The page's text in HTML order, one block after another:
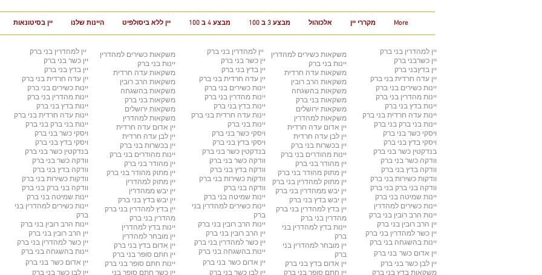
יין בסיטונאות היינות שלנו יין ללא ביסולפיט מבצע 4 ב 100 מבצע 3 ב 100 אלכוהול מקררי יין More
יין למהדרין בני ברק
יין כשר בני ברק
יין בדץ בני ברק
יין עדה חרדית בני ברק
יינות כשירים בני ברק
יינות מהדרין בני ברק
יינות בדץ בני ברק
יינות עדה חרדית בני ברק
יינות בני ברק בני ברק
ויסקי כשר בני ברק
ויסקי בדץ בני ברק
בנדקטין כשר בני ברק
וודקה כשר בני ברק
וודקה בדץ בני ברק
וודקות כשירות בני ברק
וודקה בני ברק בני ברק
יינות שמיטה בני ברק
יינות כשירים למהדרין בני
ברק
יינות הרב רובין בני ברק
יין הרב רובין בני ברק
יין כשר למהדרין בני ברק
יינות בהשגחה בני ברק
יין אדום כשר בני ברק
יין לבן כשר בני ברק
משקאות כשירים למהדרין
יינות בני ברק
משקאות עדה חרדית
משקאות הרב רובין
משקאות בהשגחה
משקאות בני ברק
משקאות ירושלים
משקאות למהדרין
יין אדום עדה חרדית
יין לבן עדה חרדית
יין בכשרות בני ברק
יינות מהודרים בני ברק
יין מהודר בני ברק
יין מתוק מהודר בני ברק
יין מתוק למהדרין
יין יבש ממהדרין
יין יבש בדץ בני ברק
יין בדץ למהדרין בני ברק
מהדרין בני ברק
יינות בדץ למהדרין
יין מובחר למהדרין
יין אדום בדץ בני ברק
יין חתם סופר בני ברק
יינות חתם סופר בני ברק
יין כשר חתם סופר בני
יין למהדרין בני ברק
יין כשר בני ברק
יין בדץ בני ברק
יין עדה חרדית בני ברק
יינות כשירים בני ברק
יינות מהדרין בני ברק
יינות בדץ בני ברק
יינות עדה חרדית בני ברק
יינות בני ברק
ויסקי כשר בני ברק
ויסקי בדץ בני ברק
בנדקטין כשר בני ברק
וודקה כשר בני ברק
וודקה בדץ בני ברק
וודקות כשירות בני ברק
וודקה בני ברק
יינות שמיטה בני ברק
יינות כשירים למהדרין בני
ברק
יינות הרב רובין בני ברק
יין הרב רובין בני ברק
יין כשר למהדרין בני ברק
יינות בהשגחה בני ברק
יין אדום כשר בני ברק
יין לבן כשר בני ברק
משקאות כשירים למהדרין
יינות בני ברק
משקאות עדה חרדית
משקאות הרב רובין
משקאות בהשגחה
משקאות בני ברק
משקאות ירושלים
משקאות למהדרין
יין אדום עדה חרדית
יין לבן עדה חרדית
יין בכשרות בני ברק
יינות מהודרים בני ברק
יין מהודר בני ברק
יין מתוק מהודר בני ברק
יין מתוק למהדרין בני ברק
יין יבש ממהדרין בני ברק
יין יבש בדץ בני ברק
יין בדץ למהדרין בני ברק
מהדרין בני ברק
יינות בדץ למהדרין בני
ברק
יין מובחר למהדרין בני
ברק
יין אדום בדץ בני ברק
יין חתם סופר בני ברק
יין למהדרין בני ברק
יין כשרבני ברק
יין בדץבני ברק
יין עדה חרדית בני ברק
יינות כשירים בני ברק
יינות מהדרין בני ברק
יינות בדץ בני ברק
יינות עדה חרדית בני ברק
יינות בני ברק בני ברק
ויסקי כשר בני ברק
ויסקי בדץ בני ברק
בנדקטין כשר בני ברק
וודקה כשר בני ברק
וודקה בדץ בני ברק
וודקות כשירות בני ברק
וודקה בני ברק בני ברק
יינות שמיטה בני ברק
יינות כשירים למהדרין
יינות הרב רובין בני ברק
יין הרב רובין בני ברק
יין כשר למהדרין בני ברק
יינות בהשגחה בני ברק
יין אדום כשר בני ברק
יין לבן כשר בני ברק
משקאות בדץ בני ברק